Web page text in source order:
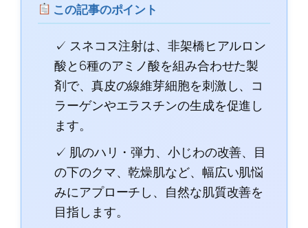
この記事のポイント
✓ スネコス注射は、非架橋ヒアルロン
酸と6種のアミノ酸を組み合わせた製
剤で、真皮の線維芽細胞を刺激し、コ
ラーゲンやエラスチンの生成を促進し
ます。
✓ 肌のハリ・弾力、小じわの改善、目
の下のクマ、乾燥肌など、幅広い肌悩
みにアプローチし、自然な肌質改善を
目指します。